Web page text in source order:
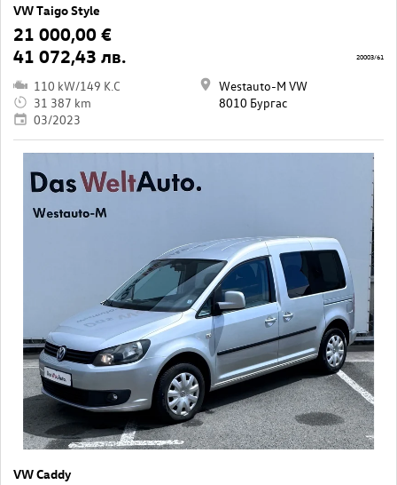
VW Taigo Style
21 000,00 €
41 072,43 лв.
110 kW/149 K.C
31 387 km
03/2023
Westauto-M VW
8010 Бургас
20003/61
VW Caddy